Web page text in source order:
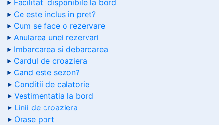
Facilitati disponibile la bord
Ce este inclus in pret?
Cum se face o rezervare
Anularea unei rezervari
Imbarcarea si debarcarea
Cardul de croaziera
Cand este sezon?
Conditii de calatorie
Vestimentatia la bord
Linii de croaziera
Orase port